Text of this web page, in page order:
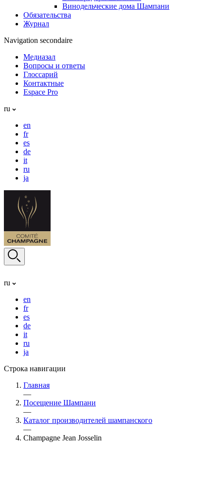
Винодельческие дома Шампани
Обязательства
Журнал
Navigation secondaire
Медиазал
Вопросы и ответы
Глоссарий
Контактные
Espace Pro
ru
en
fr
es
de
it
ru
ja
ru
en
fr
es
de
it
ru
ja
Строка навигации
Главная
—
Посещение Шампани
—
Каталог производителей шампанского
—
Champagne Jean Josselin